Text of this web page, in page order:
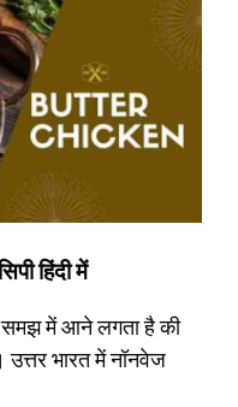
हिंदी में
समझ में आने लगता है की
उत्तर भारत में नॉनवेज